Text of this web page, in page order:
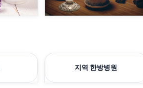
지역 한방병원